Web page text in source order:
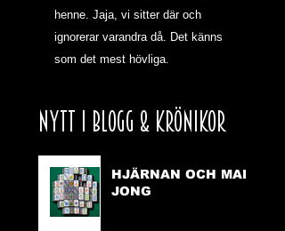
henne. Jaja, vi sitter där och
ignorerar varandra då. Det känns
som det mest hövliga.
NYTT I BLOGG & KRÖNIKOR
HJÄRNAN OCH MAH
JONG